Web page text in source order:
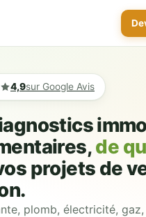
4,9sur Google Avis
de
projets de
plomb, électricité,